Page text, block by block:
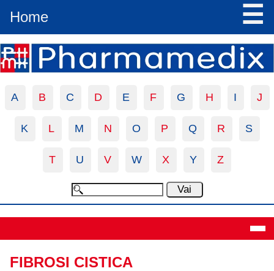
Home ☰
A B C D E F G H I J
K L M N O P Q R S
T U V W X Y Z
Definizione
FIBROSI CISTICA